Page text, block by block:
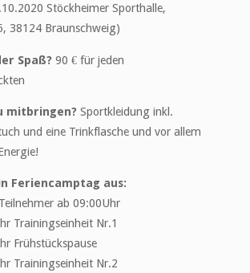
Stöckheimer Sporthalle,
38124 Braunschweig)
Spaß? 90 € für jeden
mitbringen? Sportkleidung inkl.
und eine Trinkflasche und vor allem
Feriencamptag aus:
ab 09:00Uhr
Trainingseinheit Nr.1
Frühstückspause
Trainingseinheit Nr.2